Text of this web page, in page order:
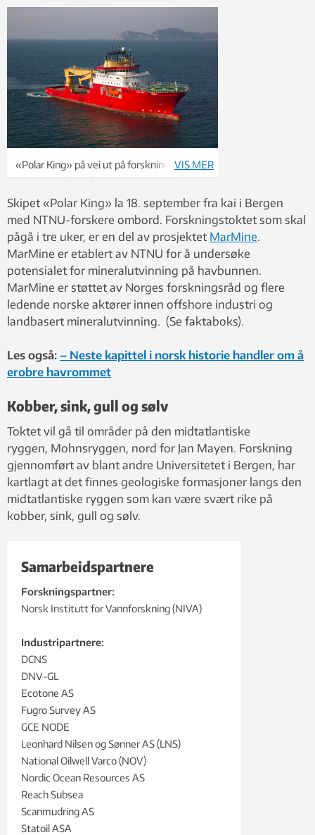
«Polar King» på vei ut på forskningstokt.
Foto: GC Rieber Shipping
VIS MER
Skipet «Polar King» la 18. september fra kai i Bergen
med NTNU-forskere ombord. Forskningstoktet som skal
pågå i tre uker, er en del av prosjektet MarMine.
MarMine er etablert av NTNU for å undersøke
potensialet for mineralutvinning på havbunnen.
MarMine er støttet av Norges forskningsråd og flere
ledende norske aktører innen offshore industri og
landbasert mineralutvinning. (Se faktaboks).
Les også: – Neste kapittel i norsk historie handler om å
erobre havrommet
Kobber, sink, gull og sølv
Toktet vil gå til områder på den midtatlantiske
ryggen, Mohnsryggen, nord for Jan Mayen. Forskning
gjennomført av blant andre Universitetet i Bergen, har
kartlagt at det finnes geologiske formasjoner langs den
midtatlantiske ryggen som kan være svært rike på
kobber, sink, gull og sølv.
Samarbeidspartnere
Forskningspartner:
Norsk Institutt for Vannforskning (NIVA)
Industripartnere:
DCNS
DNV-GL
Ecotone AS
Fugro Survey AS
GCE NODE
Leonhard Nilsen og Sønner AS (LNS)
National Oilwell Varco (NOV)
Nordic Ocean Resources AS
Reach Subsea
Scanmudring AS
Statoil ASA